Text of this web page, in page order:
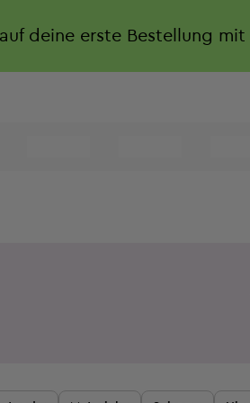
auf deine erste Bestellung mit